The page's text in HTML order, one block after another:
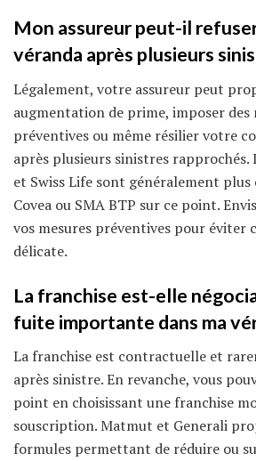
Mon assureur peut-il
véranda après plusieurs
Légalement, votre assureur peut
augmentation de prime, imposer des
préventives ou même résilier votre
après plusieurs sinistres rapprochés.
et Swiss Life sont généralement
Covea ou SMA BTP sur ce point.
vos mesures préventives pour éviter
délicate.
La franchise est-elle
fuite importante dans ma
La franchise est contractuelle et
après sinistre. En revanche, vous
point en choisissant une franchise
souscription. Matmut et Generali
formules permettant de réduire ou